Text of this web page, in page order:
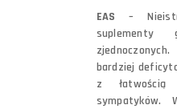
EAS –
bardziej
z łatwością
sympatyków.